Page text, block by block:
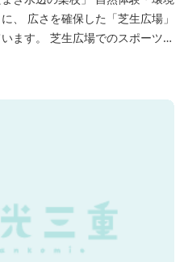
、 広さを確保した「芝生広場」
スポーツや
り入れも可能なため、オートキ
キュ
ないように焚火台･コンロ等を